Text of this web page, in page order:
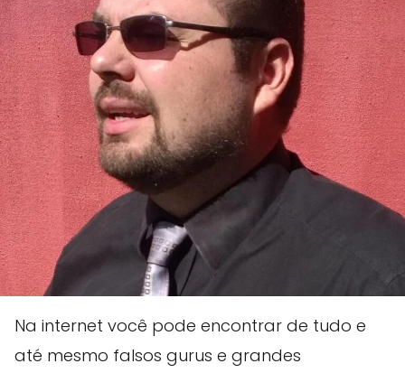
Na internet você pode encontrar de tudo e
até mesmo falsos gurus e grandes